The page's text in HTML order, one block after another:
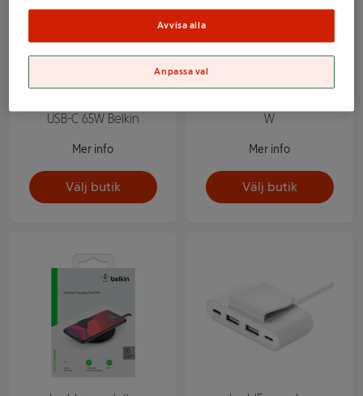
USB-C 65W Belkin
Mer info
Välj butik
W
Mer info
Välj butik
Avvisa alla
Anpassa val